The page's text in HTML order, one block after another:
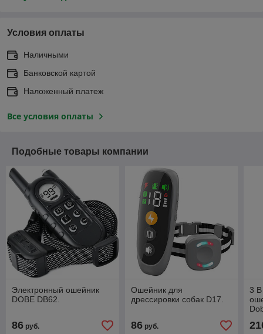
Условия оплаты
Наличными
Банковской картой
Наложенный платеж
Все условия оплаты
Подобные товары компании
Электронный ошейник
DOBE DB62.
86 руб.
Ошейник для
дрессировки собак D17.
86руб.
3